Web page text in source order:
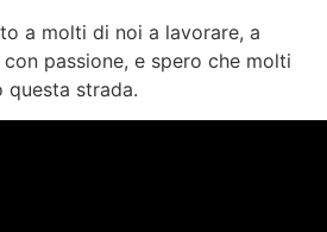
a molti di noi a lavorare, a
passione, e spero che molti
questa strada.